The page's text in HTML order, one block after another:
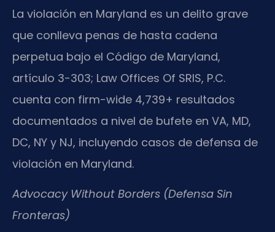
La violación en Maryland es un delito grave
que conlleva penas de hasta cadena
perpetua bajo el Código de Maryland,
artículo 3-303; Law Offices Of SRIS, P.C.
cuenta con firm-wide 4,739+ resultados
documentados a nivel de bufete en VA, MD,
DC, NY y NJ, incluyendo casos de defensa de
violación en Maryland.
Advocacy Without Borders (Defensa Sin
Fronteras)